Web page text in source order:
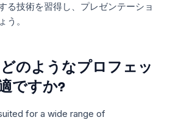
る技術を習得し、プレゼンテーショ
う。
どのようなプロフェッ
ですか?
for a wide range of